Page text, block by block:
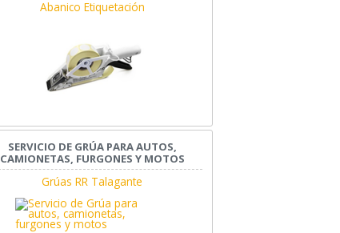
Abanico Etiquetación
SERVICIO DE GRÚA PARA AUTOS,
CAMIONETAS, FURGONES Y MOTOS
Grúas RR Talagante